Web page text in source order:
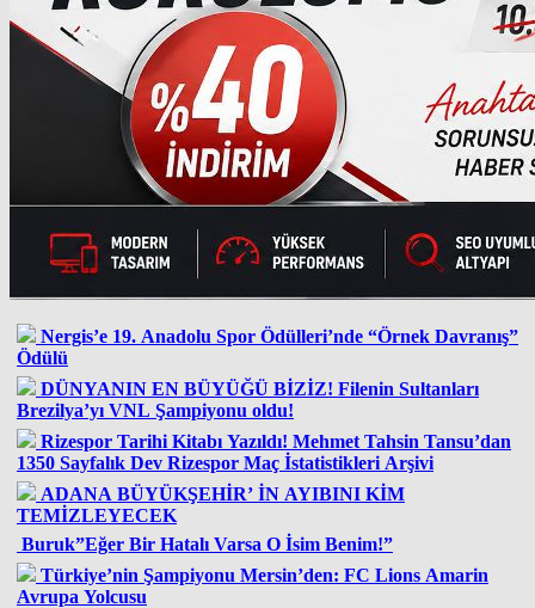
Nergis’e 19. Anadolu Spor Ödülleri’nde “Örnek Davranış”
Ödülü
DÜNYANIN EN BÜYÜĞÜ BİZİZ! Filenin Sultanları
Brezilya’yı VNL Şampiyonu oldu!
Rizespor Tarihi Kitabı Yazıldı! Mehmet Tahsin Tansu’dan
1350 Sayfalık Dev Rizespor Maç İstatistikleri Arşivi
ADANA BÜYÜKŞEHİR’ İN AYIBINI KİM
TEMİZLEYECEK
Buruk”Eğer Bir Hatalı Varsa O İsim Benim!”
Türkiye’nin Şampiyonu Mersin’den: FC Lions Amarin
Avrupa Yolcusu